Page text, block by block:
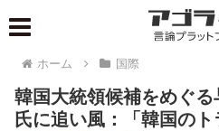
ホーム 国際
韓国大統領候補をめぐ
氏に追い風：「韓国の